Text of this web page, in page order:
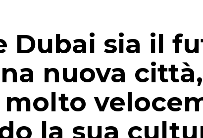
Dubai sia il
nuova
la sua